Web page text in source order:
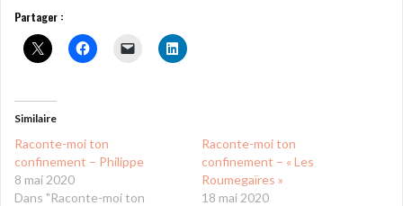
Partager :
Similaire
Raconte-moi ton
confinement – Philippe
8 mai 2020
Dans "Raconte-moi ton
Raconte-moi ton
confinement – « Les
Roumegaïres »
18 mai 2020